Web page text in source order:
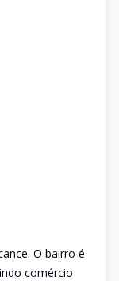
O bairro é
comércio